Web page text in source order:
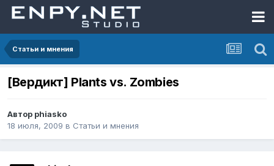
Статьи и мнения
[Вердикт] Plants vs. Zombies
Автор phiasko
18 июля, 2009 в Статьи и мнения